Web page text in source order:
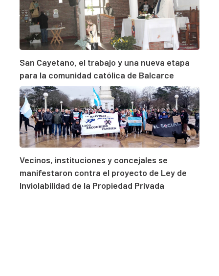
San Cayetano, el trabajo y una nueva etapa
para la comunidad católica de Balcarce
Vecinos, instituciones y concejales se
manifestaron contra el proyecto de Ley de
Inviolabilidad de la Propiedad Privada